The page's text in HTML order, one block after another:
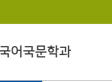
어국문학과